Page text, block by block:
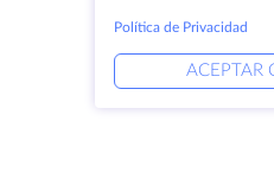
Política de Privacidad
ACEPTAR